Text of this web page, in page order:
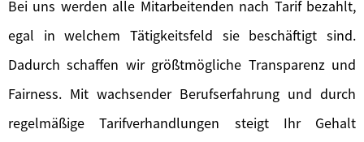
Bei uns werden alle Mitarbeitenden nach Tarif bezahlt,
egal in welchem Tätigkeitsfeld sie beschäftigt sind.
Dadurch schaffen wir größtmögliche Transparenz und
Fairness. Mit wachsender Berufserfahrung und durch
regelmäßige Tarifverhandlungen steigt Ihr Gehalt